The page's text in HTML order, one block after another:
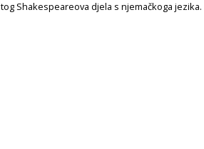
tog Shakespeareova djela s njemačkoga jezika.